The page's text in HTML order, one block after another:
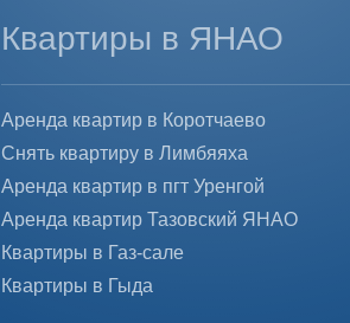
Квартиры в ЯНАО
Аренда квартир в Коротчаево
Снять квартиру в Лимбяяха
Аренда квартир в пгт Уренгой
Аренда квартир Тазовский ЯНАО
Квартиры в Газ-сале
Квартиры в Гыда